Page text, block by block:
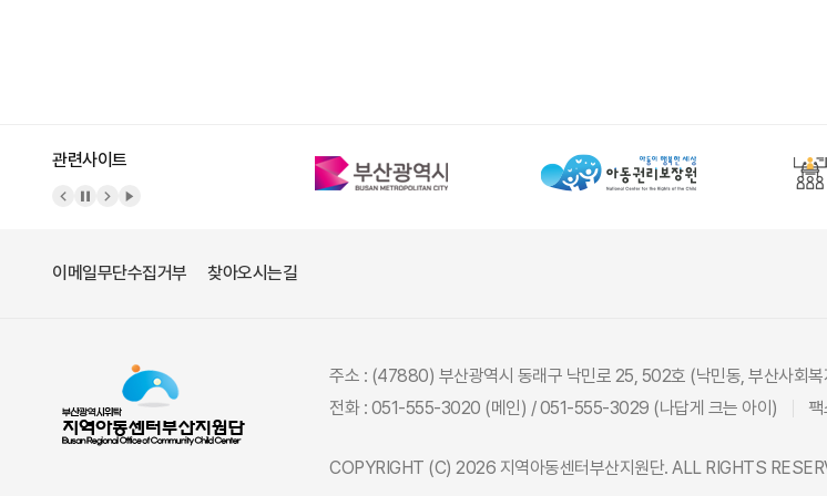
관련사이트
이메일무단수집거부 찾아오시는길
주소 : (47880) 부산광역시 동래구 낙민로 25, 502호 (낙민동, 부산사회복
전화 : 051-555-3020 (메인) / 051-555-3029 (나답게 크는 아이)
COPYRIGHT (C) 2026 지역아동센터부산지원단. ALL RIGHTS